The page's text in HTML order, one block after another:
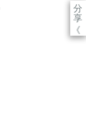
分
享
《